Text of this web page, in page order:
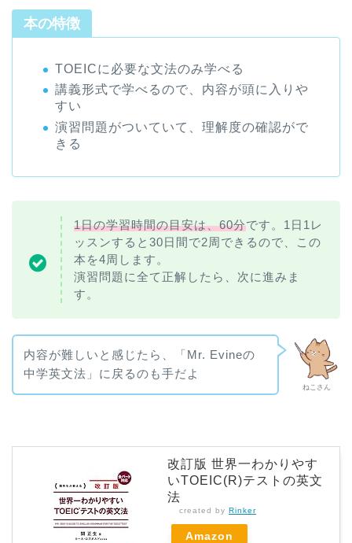
本の特徴
TOEICに必要な文法のみ学べる
講義形式で学べるので、内容が頭に入りや
すい
演習問題がついていて、理解度の確認がで
きる
1日の学習時間の目安は、60分です。1日1レ
ッスンすると30日間で2周できるので、この
本を4周します。
演習問題に全て正解したら、次に進みま
す。
ねこさん
内容が難しいと感じたら、「Mr. Evineの
中学英文法」に戻るのも手だよ
改訂版 世界一わかりやす
いTOEIC(R)テストの英文
法
created by Rinker
Amazon